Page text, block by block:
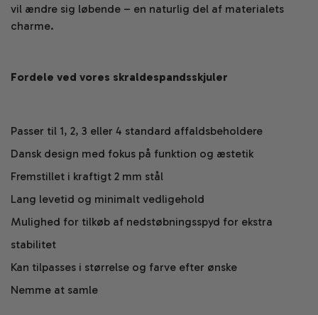
vil ændre sig løbende – en naturlig del af materialets
charme.
Fordele ved vores skraldespandsskjuler
Passer til 1, 2, 3 eller 4 standard affaldsbeholdere
Dansk design med fokus på funktion og æstetik
Fremstillet i kraftigt 2 mm stål
Lang levetid og minimalt vedligehold
Mulighed for tilkøb af nedstøbningsspyd for ekstra
stabilitet
Kan tilpasses i størrelse og farve efter ønske
Nemme at samle